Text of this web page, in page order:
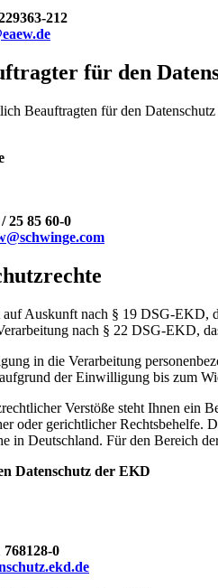
212
für den
Beauftragten für den Datenschutz
25 85 60-0
auf Auskunft nach § 19 DSG-
nach § 22 DSG-EKD,
in die Verarbeitung
der Einwilligung bis zum
Verstöße steht Ihnen ein
oder gerichtlicher Rechtsbehelfe.
in Deutschland. Für den Bereich
Datenschutz der EKD
768128-0